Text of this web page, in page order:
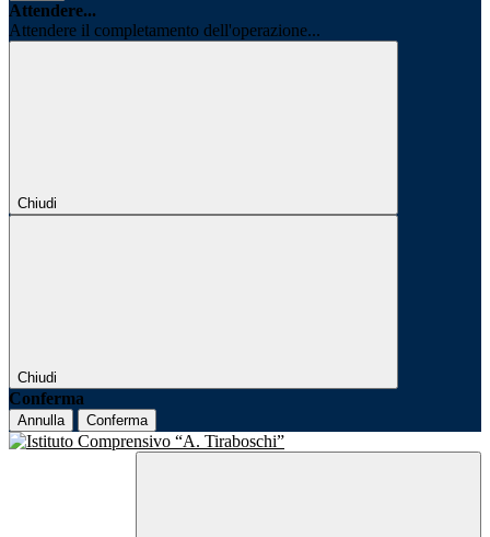
Attendere...
Attendere il completamento dell'operazione...
Chiudi
Chiudi
Conferma
Annulla Conferma